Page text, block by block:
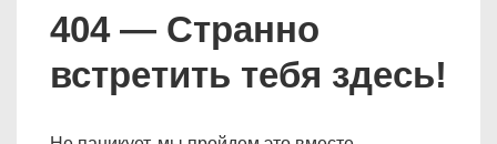
404 — Странно
встретить тебя здесь!